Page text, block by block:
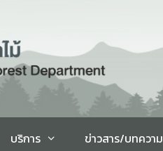
บริการ ข่าวสาร/บทความ